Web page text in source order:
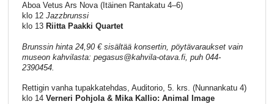
Aboa Vetus Ars Nova (Itäinen Rantakatu 4–6)
klo 12 Jazzbrunssi
klo 13 Riitta Paakki Quartet
Brunssin hinta 24,90 € sisältää konsertin, pöytävaraukset vain
museon kahvilasta: pegasus@kahvila-otava.fi, puh 044-
2390454.
Rettigin vanha tupakkatehdas, Auditorio, 5. krs. (Nunnankatu 4)
klo 14 Verneri Pohjola & Mika Kallio: Animal Image